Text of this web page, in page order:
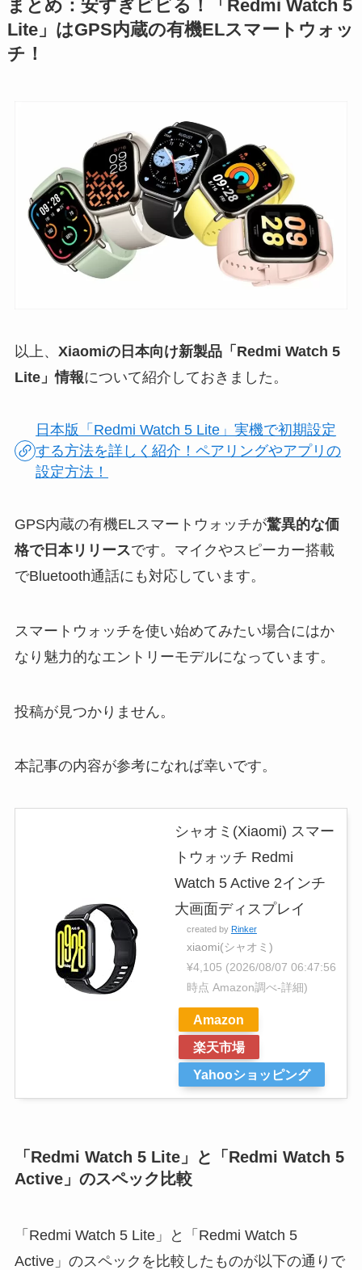
まとめ：安すぎビビる！「Redmi Watch 5
Lite」はGPS内蔵の有機ELスマートウォッ
チ！
以上、 Xiaomiの日本向け新製品「Redmi Watch 5
Lite」情報について紹介しておきました。
日本版「Redmi Watch 5 Lite」実機で初期設定
する方法を詳しく紹介！ペアリングやアプリの
設定方法！
GPS内蔵の有機ELスマートウォッチが驚異的な価
格で日本リリースです。マイクやスピーカー搭載
でBluetooth通話にも対応しています。
スマートウォッチを使い始めてみたい場合にはか
なり魅力的なエントリーモデルになっています。
投稿が見つかりません。
本記事の内容が参考になれば幸いです。
シャオミ(Xiaomi) スマー
トウォッチ Redmi
Watch 5 Active 2インチ
大画面ディスプレイ
created by Rinker
xiaomi(シャオミ)
¥4,105 (2026/08/07 06:47:56
時点 Amazon調べ-詳細)
Amazon
楽天市場
Yahooショッピング
「Redmi Watch 5 Lite」と「Redmi Watch 5
Active」のスペック比較
「Redmi Watch 5 Lite」と「Redmi Watch 5
Active」のスペックを比較したものが以下の通りで